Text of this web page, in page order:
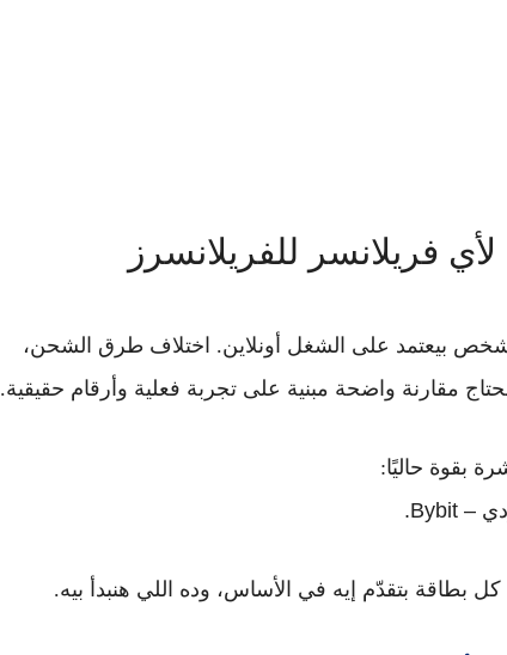
شخص بيعتمد على الشغل أونلاين. اختلاف طرق الشحن،
مقارنة واضحة مبنية على تجربة فعلية وأرقام حقيقية.
بقوة حاليًا:
.
بطاقة بتقدّم إيه في الأساس، وده اللي هنبدأ بيه.